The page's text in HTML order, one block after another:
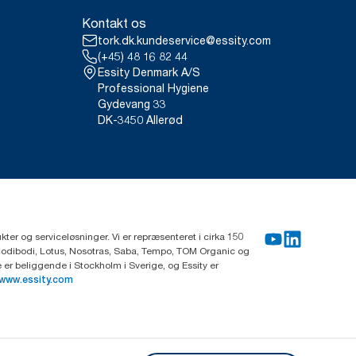
Kontakt os
tork.dk.kundeservice@essity.com
(+45) 48 16 82 44
Essity Denmark A/S
Professional Hygiene
Gydevang 33
DK-3450 Allerød
og serviceløsninger. Vi er repræsenteret i cirka 150
Lotus, Nosotras, Saba, Tempo, TOM Organic og
beliggende i Stockholm i Sverige, og Essity er